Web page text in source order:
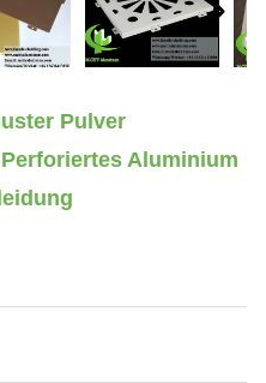
Pulver
Aluminium